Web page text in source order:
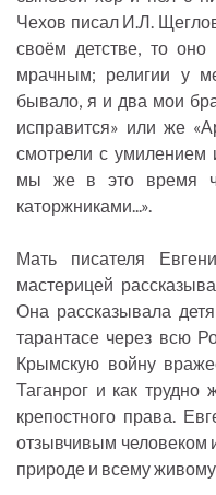
Чехов писал И.Л.
своём детстве, то оно
мрачным; религии у
бывало, я и два мои
исправится» или же
смотрели с умилением
мы же в это время
каторжниками...».
Мать писателя
мастерицей
Она рассказывала
тарантасе через всю
Крымскую войну
Таганрог и как трудно
крепостного права.
отзывчивым человеком
природе и всему